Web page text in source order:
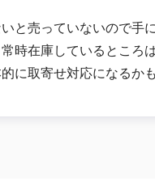
と売っていないので手
時在庫しているところ
に取寄せ対応になるかも